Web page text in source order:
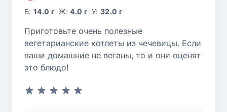
Б:14.0 г Ж:4.0 г У:32.0 г
Приготовьте очень полезные
вегетарианские котлеты из чечевицы. Если
ваши домашние не веганы, то и они оценят
это блюдо!